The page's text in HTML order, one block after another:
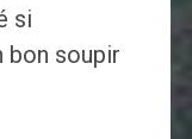
si
bon soupir